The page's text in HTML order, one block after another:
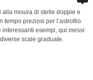
misura di stelle doppie e
tempo preziosi per l’astrofilo.
esempi, qui messi
scale graduate.